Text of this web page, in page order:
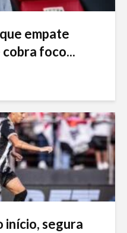
empate
cobra foco...
início, segura